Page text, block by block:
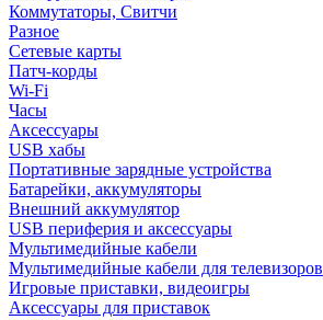
Коммутаторы, Свитчи
Разное
Сетевые карты
Патч-корды
Wi-Fi
Часы
Аксессуары
USB хабы
Портативные зарядные устройства
Батарейки, аккумуляторы
Внешний аккумулятор
USB периферия и аксессуары
Мультимедийные кабели
Мультимедийные кабели для телевизоров
Игровые приставки, видеоигры
Аксессуары для приставок